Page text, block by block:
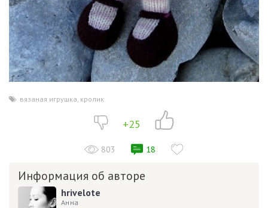
вязаная игрушка кролик
+25
803 18
Информация об авторе
hrivelote
Анна